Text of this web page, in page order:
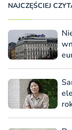
NAJCZĘŚCIEJ